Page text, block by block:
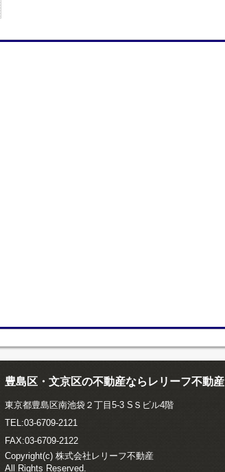
豊島区・文京区の不動産ならレリーフ不動産
東京都豊島区南池袋２丁目5-3 SＳビル4階
TEL:03-6709-2121
FAX:03-6709-2122
Copyright(c) 株式会社レリーフ不動産
All Rights Reserved.